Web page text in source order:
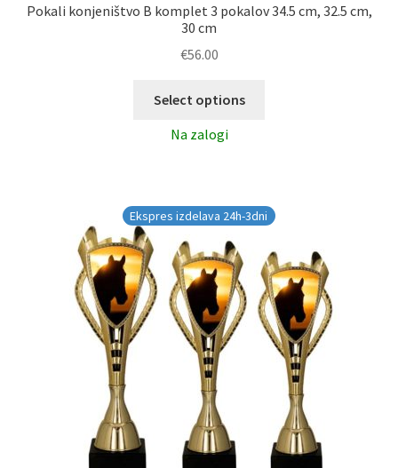
Pokali konjeništvo B komplet 3 pokalov 34.5 cm, 32.5 cm,
30 cm
€56.00
Select options
Na zalogi
Ekspres izdelava 24h-3dni